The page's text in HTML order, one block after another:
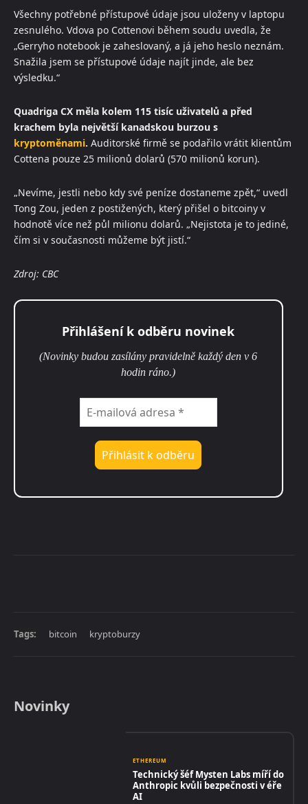
Všechny potřebné přístupové údaje jsou uloženy v laptopu
zesnulého. Vdova po Cottenovi během soudu uvedla, že
„Gerryho notebook je zaheslovaný, a já jeho heslo neznám.
Snažila jsem se přístupové údaje najít jinde, ale bez
výsledku.“
Quadriga CX měla kolem 115 tisíc uživatelů a před
krachem byla největší kanadskou burzou s
kryptoměnami. Auditorské firmě se podařilo vrátit klientům
Cottena pouze 25 milionů dolarů (570 milionů korun).
„Nevíme, jestli nebo kdy své peníze dostaneme zpět,“ uvedl
Tong Zou, jeden z postižených, který přišel o bitcoiny v
hodnotě více než půl milionu dolarů. „Nejistota je to jediné,
čím si v současnosti můžeme být jistí.“
Zdroj: CBC
Přihlášení k odběru novinek
(Novinky budou zasílány pravidelně každý den v 6
hodin ráno.)
Tags: bitcoin kryptoburzy
Novinky
ETHEREUM
Technický šéf Mysten Labs míří do
Anthropic kvůli bezpečnosti v éře
AI